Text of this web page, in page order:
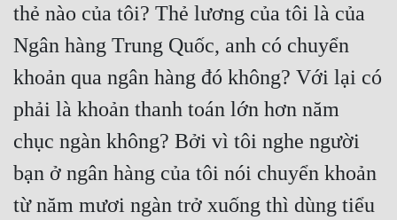
thẻ nào của tôi? Thẻ lương của tôi là của
Ngân hàng Trung Quốc, anh có chuyển
khoản qua ngân hàng đó không? Với lại có
phải là khoản thanh toán lớn hơn năm
chục ngàn không? Bởi vì tôi nghe người
bạn ở ngân hàng của tôi nói chuyển khoản
từ năm mươi ngàn trở xuống thì dùng tiểu